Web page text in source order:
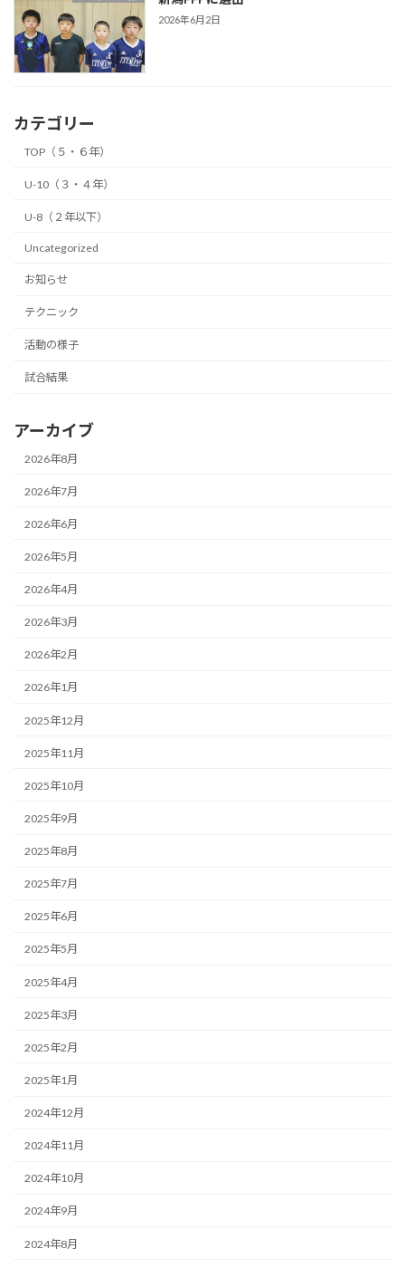
2026年6月2日
カテゴリー
TOP（５・６年）
U-10（３・４年）
U-8（２年以下）
Uncategorized
お知らせ
テクニック
活動の様子
試合結果
アーカイブ
2026年8月
2026年7月
2026年6月
2026年5月
2026年4月
2026年3月
2026年2月
2026年1月
2025年12月
2025年11月
2025年10月
2025年9月
2025年8月
2025年7月
2025年6月
2025年5月
2025年4月
2025年3月
2025年2月
2025年1月
2024年12月
2024年11月
2024年10月
2024年9月
2024年8月